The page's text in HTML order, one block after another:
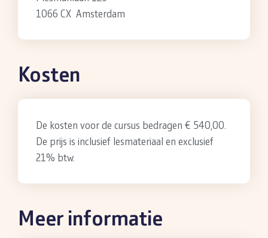
1066 CX Amsterdam
Kosten
De kosten voor de cursus bedragen € 540,00.
De prijs is inclusief lesmateriaal en exclusief
21% btw.
Meer informatie